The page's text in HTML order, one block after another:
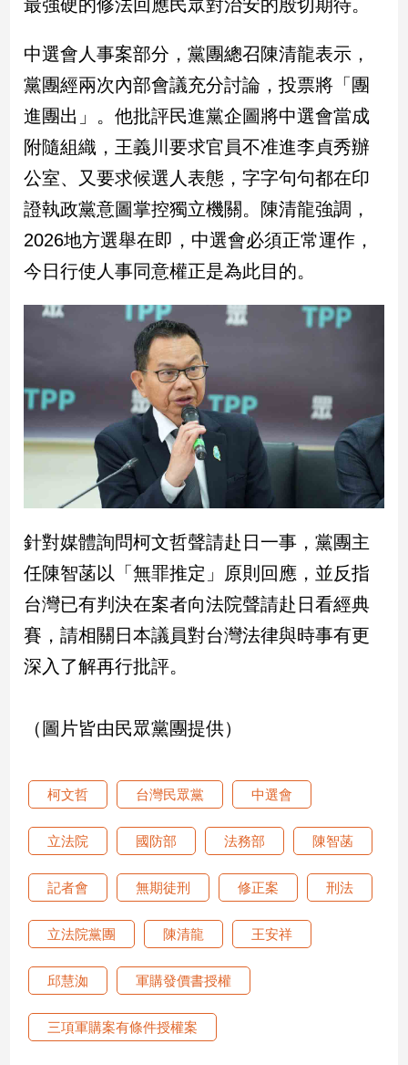
娛
娛
樂
星
聞
行/
時
追
活
建
築/
設
遊/
美
食
星
座/
消
子/
感
情
藝
術
／
電
影
最強硬的修法回應民眾對治安的殷切期待。
中選會人事案部分，黨團總召陳清龍表示，
黨團經兩次內部會議充分討論，投票將「團
進團出」。他批評民進黨企圖將中選會當成
附隨組織，王義川要求官員不准進李貞秀辦
公室、又要求候選人表態，字字句句都在印
證執政黨意圖掌控獨立機關。陳清龍強調，
2026地方選舉在即，中選會必須正常運作，
今日行使人事同意權正是為此目的。
針對媒體詢問柯文哲聲請赴日一事，黨團主
任陳智菡以「無罪推定」原則回應，並反指
台灣已有判決在案者向法院聲請赴日看經典
賽，請相關日本議員對台灣法律與時事有更
深入了解再行批評。
（圖片皆由民眾黨團提供）
柯文哲 台灣民眾黨 中選會
立法院 國防部 法務部 陳智菡
記者會 無期徒刑 修正案 刑法
立法院黨團 陳清龍 王安祥
邱慧洳 軍購發價書授權
三項軍購案有條件授權案